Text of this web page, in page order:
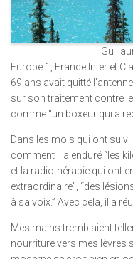
Europe 1, France Inter et
69 ans avait quitté
sur son traitement contre
comme “un boxeur qui a
Dans les mois qui ont suivi
comment il a enduré “les
et la radiothérapie qui ont
extraordinaire”, “des
à sa voix.” Avec cela, il a
Mes mains tremblaient
nourriture vers mes lèvres